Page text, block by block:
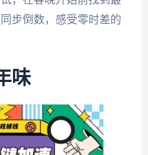
步倒数，感受零时差的
味